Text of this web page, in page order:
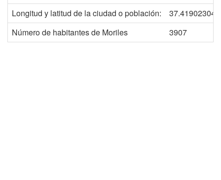
Longitud y latitud de la ciudad o población:
Número de habitantes de Moriles
3907